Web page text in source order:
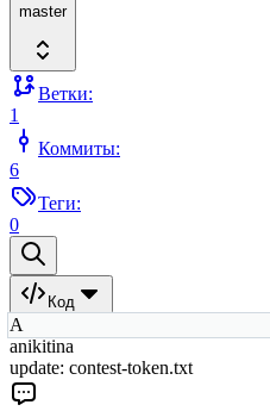
master
Ветки:
1
Коммиты:
6
Теги:
0
Код
A
anikitina
update: contest-token.txt